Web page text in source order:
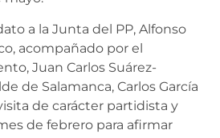
a la Junta del PP, Alfonso
acompañado por el
Juan Carlos Suárez-
de Salamanca, Carlos García
de carácter partidista y
de febrero para afirmar